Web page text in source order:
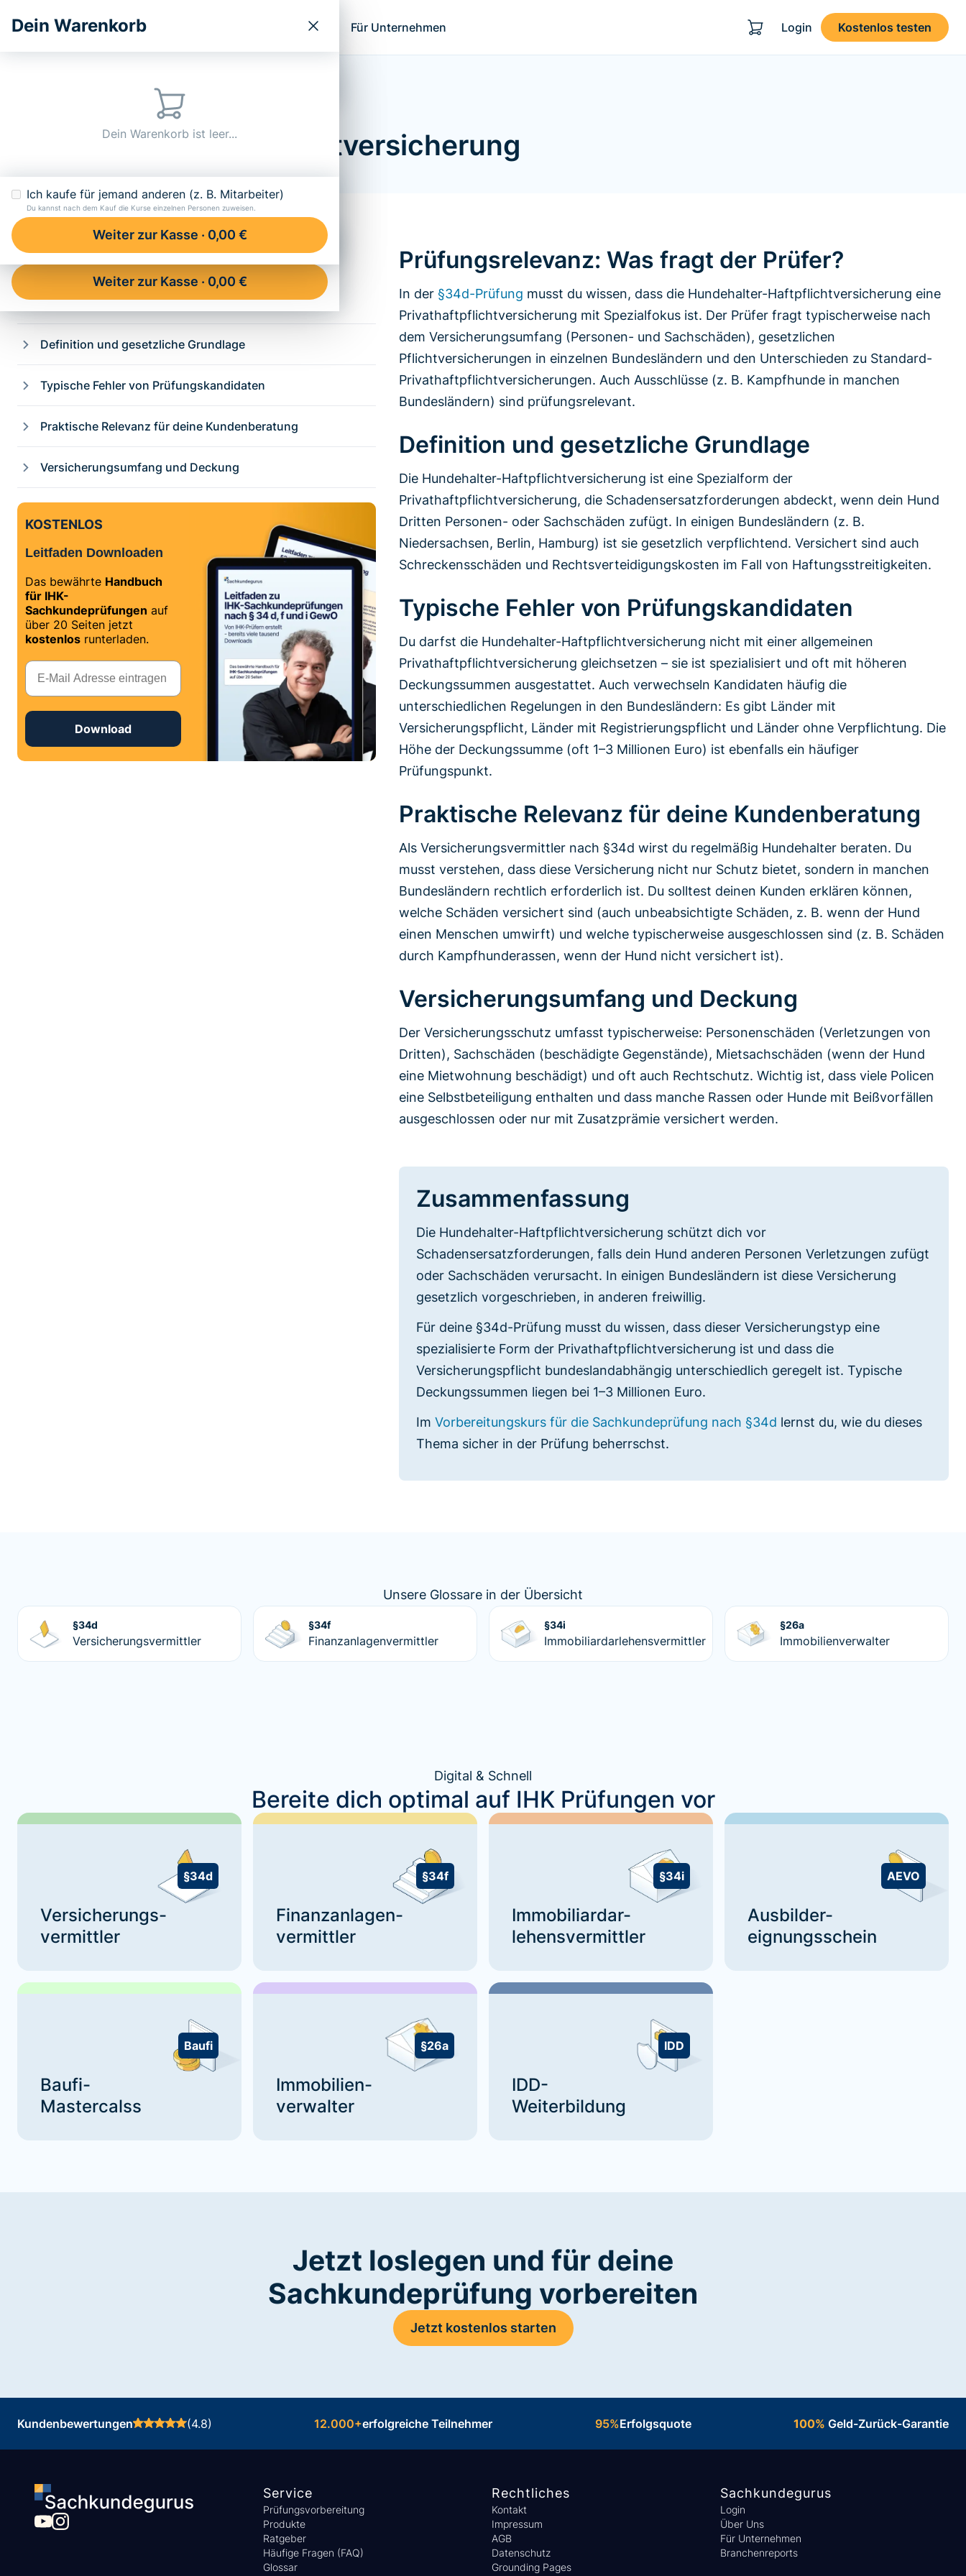
Dein Warenkorb
Dein Warenkorb ist leer...
Ich kaufe für jemand anderen (z. B. Mitarbeiter)
Du kannst nach dem Kauf die Kurse einzelnen Personen zuweisen.
Weiter zur Kasse · 0,00 €
Kurse Über uns Für Unternehmen Login Kostenlos testen
Ich kaufe für jemand anderen (z. B. Mitarbeiter)
Weiter zur Kasse · 0,00 €
Hundehalter-Haftpflichtversicherung
Inhalt
Prüfungsrelevanz: Was fragt der Prüfer?
Definition und gesetzliche Grundlage
Typische Fehler von Prüfungskandidaten
Praktische Relevanz für deine Kundenberatung
Versicherungsumfang und Deckung
KOSTENLOS
Leitfaden Downloaden
Das bewährte Handbuch
für IHK-
Sachkundeprüfungen auf
über 20 Seiten jetzt
kostenlos runterladen.
E-Mail
Download
Prüfungsrelevanz: Was fragt der Prüfer?
In der §34d-Prüfung musst du wissen, dass die Hundehalter-Haftpflichtversicherung eine
Privathaftpflichtversicherung mit Spezialfokus ist. Der Prüfer fragt typischerweise nach
dem Versicherungsumfang (Personen- und Sachschäden), gesetzlichen
Pflichtversicherungen in einzelnen Bundesländern und den Unterschieden zu Standard-
Privathaftpflichtversicherungen. Auch Ausschlüsse (z. B. Kampfhunde in manchen
Bundesländern) sind prüfungsrelevant.
Definition und gesetzliche Grundlage
Die Hundehalter-Haftpflichtversicherung ist eine Spezialform der
Privathaftpflichtversicherung, die Schadensersatzforderungen abdeckt, wenn dein Hund
Dritten Personen- oder Sachschäden zufügt. In einigen Bundesländern (z. B.
Niedersachsen, Berlin, Hamburg) ist sie gesetzlich verpflichtend. Versichert sind auch
Schreckensschäden und Rechtsverteidigungskosten im Fall von Haftungsstreitigkeiten.
Typische Fehler von Prüfungskandidaten
Du darfst die Hundehalter-Haftpflichtversicherung nicht mit einer allgemeinen
Privathaftpflichtversicherung gleichsetzen – sie ist spezialisiert und oft mit höheren
Deckungssummen ausgestattet. Auch verwechseln Kandidaten häufig die
unterschiedlichen Regelungen in den Bundesländern: Es gibt Länder mit
Versicherungspflicht, Länder mit Registrierungspflicht und Länder ohne Verpflichtung. Die
Höhe der Deckungssumme (oft 1–3 Millionen Euro) ist ebenfalls ein häufiger
Prüfungspunkt.
Praktische Relevanz für deine Kundenberatung
Als Versicherungsvermittler nach §34d wirst du regelmäßig Hundehalter beraten. Du
musst verstehen, dass diese Versicherung nicht nur Schutz bietet, sondern in manchen
Bundesländern rechtlich erforderlich ist. Du solltest deinen Kunden erklären können,
welche Schäden versichert sind (auch unbeabsichtigte Schäden, z. B. wenn der Hund
einen Menschen umwirft) und welche typischerweise ausgeschlossen sind (z. B. Schäden
durch Kampfhunderassen, wenn der Hund nicht versichert ist).
Versicherungsumfang und Deckung
Der Versicherungsschutz umfasst typischerweise: Personenschäden (Verletzungen von
Dritten), Sachschäden (beschädigte Gegenstände), Mietsachschäden (wenn der Hund
eine Mietwohnung beschädigt) und oft auch Rechtschutz. Wichtig ist, dass viele Policen
eine Selbstbeteiligung enthalten und dass manche Rassen oder Hunde mit Beißvorfällen
ausgeschlossen oder nur mit Zusatzprämie versichert werden.
Zusammenfassung
Die Hundehalter-Haftpflichtversicherung schützt dich vor
Schadensersatzforderungen, falls dein Hund anderen Personen Verletzungen zufügt
oder Sachschäden verursacht. In einigen Bundesländern ist diese Versicherung
gesetzlich vorgeschrieben, in anderen freiwillig.
Für deine §34d-Prüfung musst du wissen, dass dieser Versicherungstyp eine
spezialisierte Form der Privathaftpflichtversicherung ist und dass die
Versicherungspflicht bundeslandabhängig unterschiedlich geregelt ist. Typische
Deckungssummen liegen bei 1–3 Millionen Euro.
ImVorbereitungskurs für die Sachkundeprüfung nach §34d lernst du, wie du dieses
Thema sicher in der Prüfung beherrschst.
Unsere Glossare in der Übersicht
§34d
Versicherungsvermittler
§34f
Finanzanlagenvermittler
§34i
Immobiliardarlehensvermittler
§26a
Immobilienverwalter
Digital & Schnell
Bereite dich optimal auf IHK Prüfungen vor
§34d
Versicherungs-
vermittler
§34f
Finanzanlagen-
vermittler
§34i
Immobiliardar-
lehensvermittler
AEVO
Ausbilder-
eignungsschein
Baufi
Baufi-
Mastercalss
§26a
Immobilien-
verwalter
IDD
IDD-
Weiterbildung
Jetzt loslegen und für deine
Sachkundeprüfung vorbereiten
Jetzt kostenlos starten
Kundenbewertungen (4.8) 12.000+erfolgreiche Teilnehmer 95%Erfolgsquote 100% Geld-Zurück-Garantie
Service
Prüfungsvorbereitung
Produkte
Ratgeber
Häufige Fragen (FAQ)
Glossar
Rechtliches
Kontakt
Impressum
AGB
Datenschutz
Grounding Pages
Sachkundegurus
Login
Über Uns
Für Unternehmen
Branchenreports